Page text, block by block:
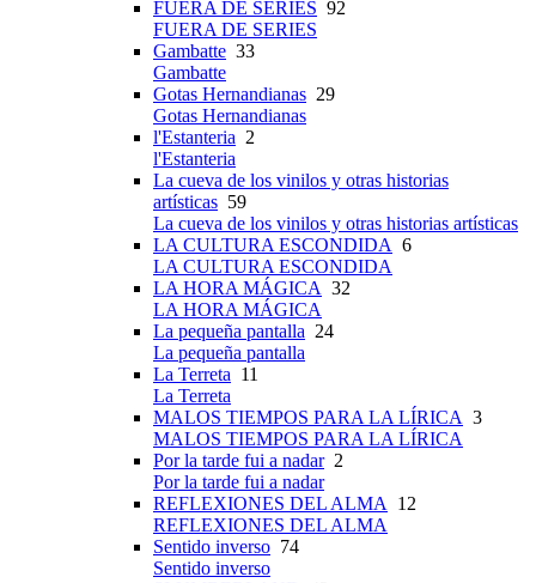
FUERA DE SERIES 92
FUERA DE SERIES
Gambatte 33
Gambatte
Gotas Hernandianas 29
Gotas Hernandianas
l'Estanteria 2
l'Estanteria
La cueva de los vinilos y otras historias
artísticas 59
La cueva de los vinilos y otras historias artísticas
LA CULTURA ESCONDIDA 6
LA CULTURA ESCONDIDA
LA HORA MÁGICA 32
LA HORA MÁGICA
La pequeña pantalla 24
La pequeña pantalla
La Terreta 11
La Terreta
MALOS TIEMPOS PARA LA LÍRICA 3
MALOS TIEMPOS PARA LA LÍRICA
Por la tarde fui a nadar2
Por la tarde fui a nadar
REFLEXIONES DEL ALMA
12
REFLEXIONES DEL ALMA
Sentido inverso 74
Sentido inverso